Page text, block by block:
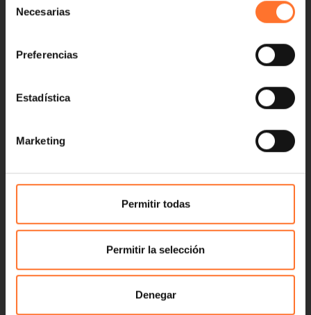
Necesarias
Preferencias
Estadística
Marketing
Permitir todas
Permitir la selección
Denegar